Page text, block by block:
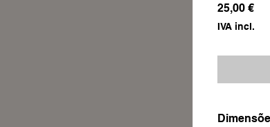
25,00 €
IVA incl.